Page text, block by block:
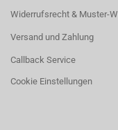
Widerrufsrecht & Muster-
Versand und Zahlung
Callback Service
Cookie Einstellungen